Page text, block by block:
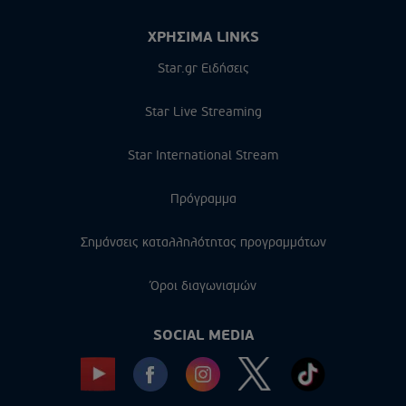
ΧΡΗΣΙΜΑ LINKS
Star.gr Ειδήσεις
Star Live Streaming
Star International Stream
Πρόγραμμα
Σημάνσεις καταλληλότητας προγραμμάτων
Όροι διαγωνισμών
SOCIAL MEDIA